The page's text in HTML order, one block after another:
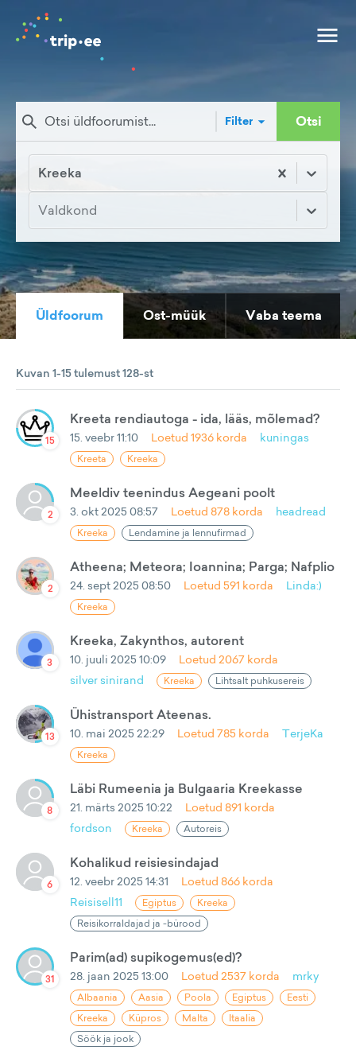
Filter Otsi
Kreeka
Valdkond
Üldfoorum Ost-müük Vaba teema
Kuvan 1-15 tulemust 128-st
15
Kreeta rendiautoga - ida, lääs, mõlemad?
15. veebr 11:10 Loetud 1936 korda kuningas
Kreeta Kreeka
2
Meeldiv teenindus Aegeani poolt
3. okt 2025 08:57 Loetud 878 korda headread
Kreeka Lendamine ja lennufirmad
2
Atheena; Meteora; Ioannina; Parga; Nafplio
24. sept 2025 08:50 Loetud 591 korda Linda:)
Kreeka
3
Kreeka, Zakynthos, autorent
10. juuli 2025 10:09 Loetud 2067 korda
silver sinirand
Kreeka Lihtsalt puhkusereis
13
Ühistransport Ateenas.
10. mai 2025 22:29 Loetud 785 korda TerjeKa
Kreeka
8
Läbi Rumeenia ja Bulgaaria Kreekasse
21. märts 2025 10:22 Loetud 891 korda
fordson
Kreeka Autoreis
6
Kohalikud reisiesindajad
12. veebr 2025 14:31 Loetud 866 korda
Reisisell11
Egiptus
Kreeka
Reisikorraldajad ja -bürood
31
Parim(ad) supikogemus(ed)?
28. jaan 2025 13:00 Loetud 2537 korda mrky
Albaania Aasia Poola Egiptus
Eesti
Kreeka
Küpros Malta
Itaalia
Söök ja jook